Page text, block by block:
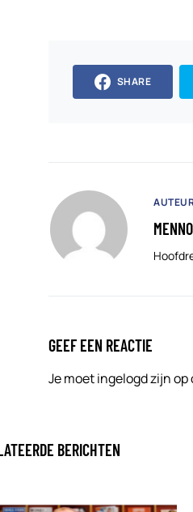
SHARE
GEEF EEN REACTIE
Je moetingelogd zijn op
BERICHTEN